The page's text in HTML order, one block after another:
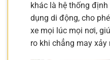
khác là hệ thống
dụng di động, cho
xe mọi lúc mọi nơi,
ro khi chẳng may xảy